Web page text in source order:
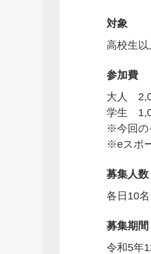
対象
高校生以
参加費
大人
学生
※今回の
※eスポ
募集人数
各日10名
募集期間
令和5年